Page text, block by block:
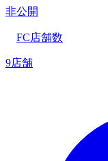
非公開
FC店舗数
9店舗